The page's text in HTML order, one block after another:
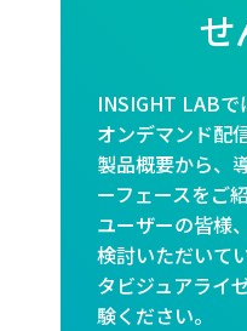
せ
INSIGHT LAB
オンデマンド配
製品概要から、
ーフェースをご
ユーザーの皆様
検討いただいて
タビジュアライ
験ください。